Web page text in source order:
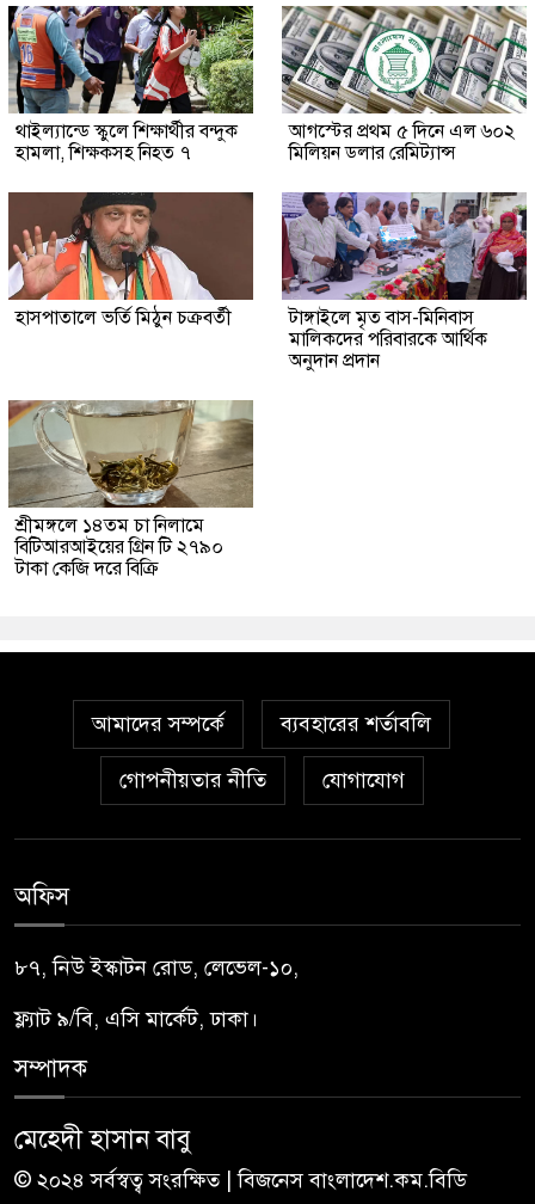
থাইল্যান্ডে স্কুলে শিক্ষার্থীর বন্দুক
হামলা, শিক্ষকসহ নিহত ৭
আগস্টের প্রথম ৫ দিনে এল ৬০২
মিলিয়ন ডলার রেমিট্যান্স
হাসপাতালে ভর্তি মিঠুন চক্রবর্তী
টাঙ্গাইলে মৃত বাস-মিনিবাস
মালিকদের পরিবারকে আর্থিক
অনুদান প্রদান
শ্রীমঙ্গলে ১৪তম চা নিলামে
বিটিআরআইয়ের গ্রিন টি ২৭৯০
টাকা কেজি দরে বিক্রি
আমাদের সম্পর্কে ব্যবহারের শর্তাবলি
গোপনীয়তার নীতি যোগাযোগ
অফিস
৮৭, নিউ ইস্কাটন রোড, লেভেল-১০,
ফ্ল্যাট ৯/বি, এসি মার্কেট, ঢাকা।
সম্পাদক
মেহেদী হাসান বাবু
© ২০২৪ সর্বস্বত্ব সংরক্ষিত | বিজনেস বাংলাদেশ.কম.বিডি